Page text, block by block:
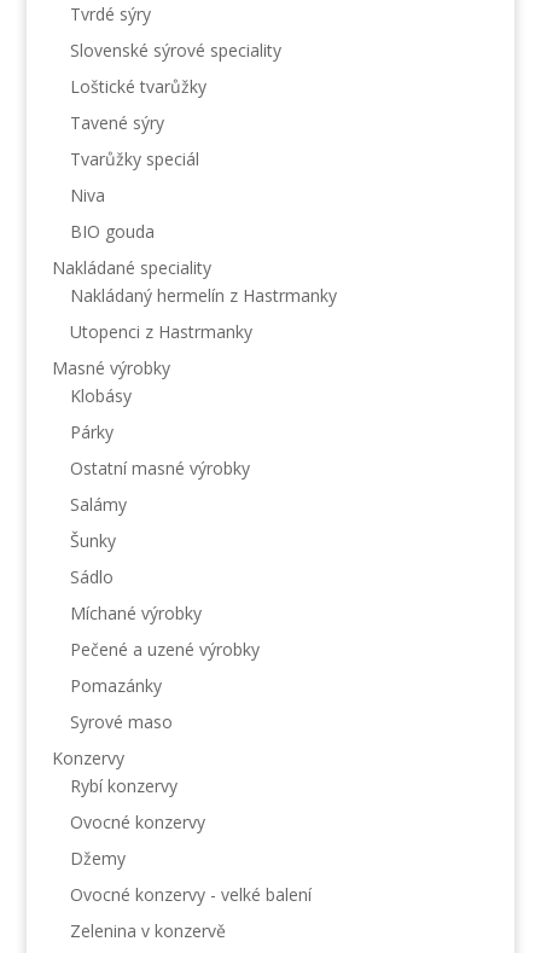
Tvrdé sýry
Slovenské sýrové speciality
Loštické tvarůžky
Tavené sýry
Tvarůžky speciál
Niva
BIO gouda
Nakládané speciality
Nakládaný hermelín z Hastrmanky
Utopenci z Hastrmanky
Masné výrobky
Klobásy
Párky
Ostatní masné výrobky
Salámy
Šunky
Sádlo
Míchané výrobky
Pečené a uzené výrobky
Pomazánky
Syrové maso
Konzervy
Rybí konzervy
Ovocné konzervy
Džemy
Ovocné konzervy - velké balení
Zelenina v konzervě